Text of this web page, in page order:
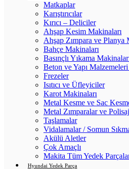
Matkaplar
Karıştırıcılar
Kırıcı – Deliciler
Ahşap Kesim Makinaları
Ahşap Zımpara ve Planya
Bahçe Makinaları
Basınçlı Yıkama
Beton ve Yapı
Frezeler
Isıtıcı ve Üfleyiciler
Karot Makinaları
Metal Kesme ve Sac
Metal Zımparalar ve
Taşlamalar
Vidalamalar / Somun
Akülü Aletler
Çok Amaçlı
Makita Tüm Yedek
Hyundai Yedek Parça